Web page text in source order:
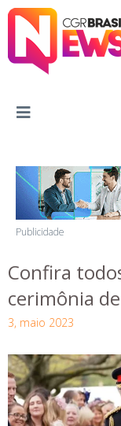
Publicidade
Confira
cerimônia
3, maio 2023